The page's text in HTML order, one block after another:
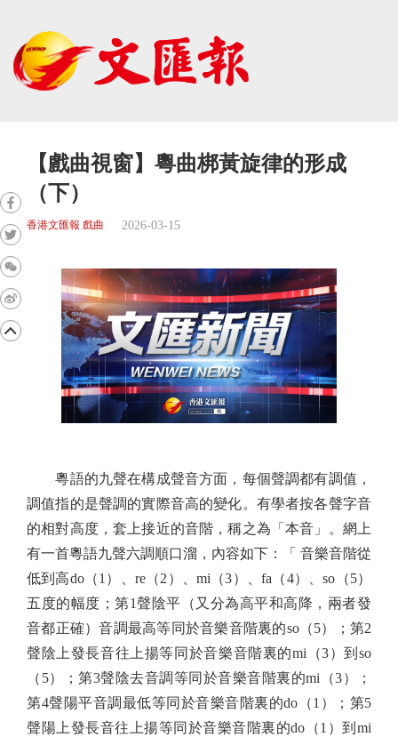
【戲曲視窗】粵曲梆黃旋律的形成
（下）
香港文匯報 戲曲 2026-03-15
粵語的九聲在構成聲音方面，每個聲調都有調值，
調值指的是聲調的實際音高的變化。有學者按各聲字音
的相對高度，套上接近的音階，稱之為「本音」。網上
有一首粵語九聲六調順口溜，內容如下：「 音樂音階從
低到高do（1）、re（2）、mi（3）、fa（4）、so（5）
五度的幅度；第1聲陰平（又分為高平和高降，兩者發
音都正確）音調最高等同於音樂音階裏的so（5）；第2
聲陰上發長音往上揚等同於音樂音階裏的mi（3）到so
（5）；第3聲陰去音調等同於音樂音階裏的mi（3）；
第4聲陽平音調最低等同於音樂音階裏的do（1）；第5
聲陽上發長音往上揚等同於音樂音階裏的do（1）到mi